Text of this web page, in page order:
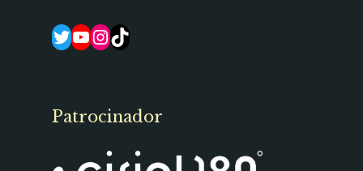
Twitter
YouTube
Instagram
TikTok
Patrocinador